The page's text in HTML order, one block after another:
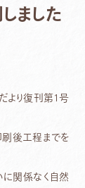
ました
より復刊第1号
刷後工程までを
関係なく自然